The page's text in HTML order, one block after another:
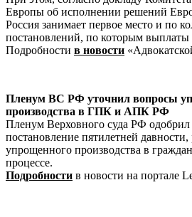
Европы об исполнении решений
Россия занимает первое место и по
постановлений, по которым
Подробности в новости
Пленум ВС РФ уточнил вопросы
производства в ГПК и АПК РФ
Пленум Верховного суда РФ одобрил
постановление пятилетней
упрощенного производства в
процессе.
Подробности в новости на портале